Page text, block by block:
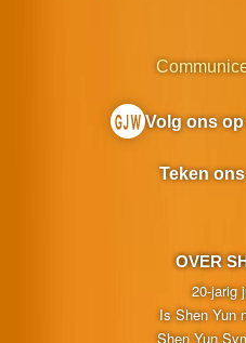
OVER
20-jarig
Is Shen Yun
Shen Yun
Volg ons
Teken